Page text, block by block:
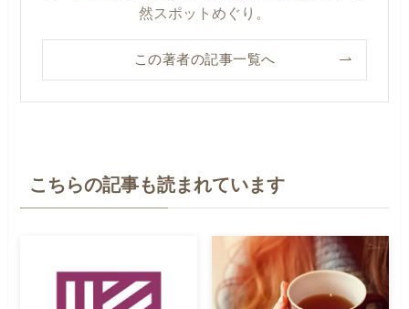
然スポットめぐり。
この著者の記事一覧へ
こちらの記事も読まれています